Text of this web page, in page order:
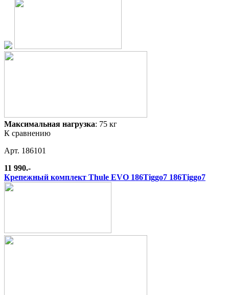
Максимальная нагрузка: 75 кг
К сравнению
Арт. 186101
11 990.-
Крепежный комплект Thule EVO 186Tiggo7 186Tiggo7